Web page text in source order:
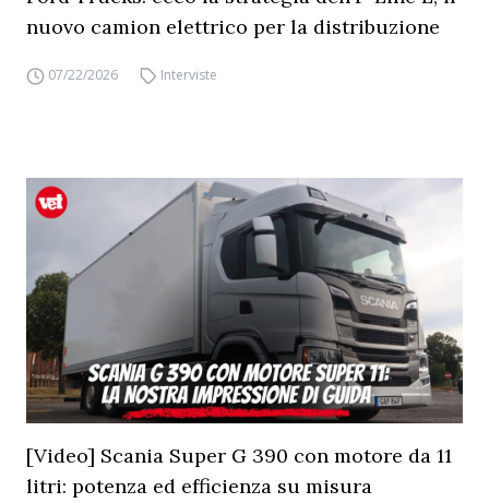
nuovo camion elettrico per la distribuzione
07/22/2026 Interviste
[Video] Scania Super G 390 con motore da 11
litri: potenza ed efficienza su misura